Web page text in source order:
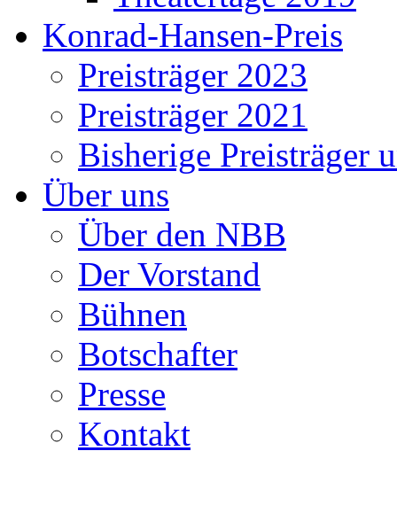
Konrad-Hansen-Preis
Preisträger 2023
Preisträger 2021
Bisherige Preisträger
Über uns
Über den NBB
Der Vorstand
Bühnen
Botschafter
Presse
Kontakt